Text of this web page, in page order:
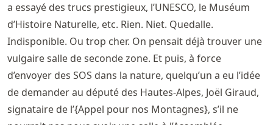
a essayé des trucs prestigieux, l’UNESCO, le Muséum
d’Histoire Naturelle, etc. Rien. Niet. Quedalle.
Indisponible. Ou trop cher. On pensait déjà trouver une
vulgaire salle de seconde zone. Et puis, à force
d’envoyer des SOS dans la nature, quelqu’un a eu l’idée
de demander au député des Hautes-Alpes, Joël Giraud,
signataire de l’{Appel pour nos Montagnes}, s’il ne